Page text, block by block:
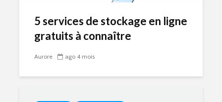
5 services de stockage en ligne
gratuits à connaître
Aurore ago 4 mois